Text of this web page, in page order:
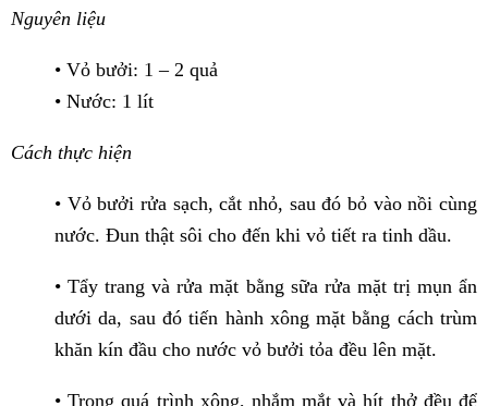
Nguyên liệu
• Vỏ bưởi: 1 – 2 quả
• Nước: 1 lít
Cách thực hiện
• Vỏ bưởi rửa sạch, cắt nhỏ, sau đó bỏ vào nồi cùng
nước. Đun thật sôi cho đến khi vỏ tiết ra tinh dầu.
• Tẩy trang và rửa mặt bằng sữa rửa mặt trị mụn ẩn
dưới da, sau đó tiến hành xông mặt bằng cách trùm
khăn kín đầu cho nước vỏ bưởi tỏa đều lên mặt.
• Trong quá trình xông, nhắm mắt và hít thở đều để